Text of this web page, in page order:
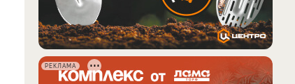
РЕКЛАМА